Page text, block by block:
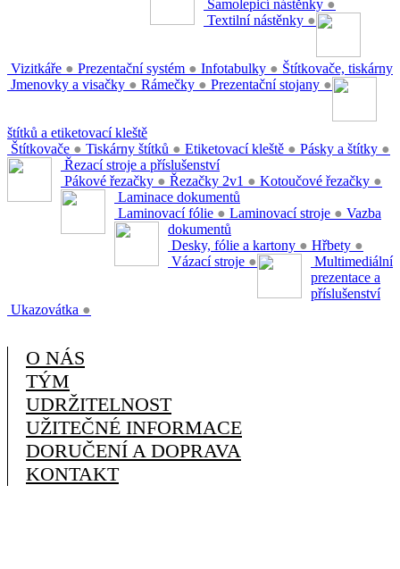
Samolepicí nástěnky ●
Textilní nástěnky ●
Vizitkáře ● Prezentační systém ● Infotabulky ●
Jmenovky a visačky ● Rámečky ● Prezentační stojany ●
Štítkovače, tiskárny
štítků a etiketovací kleště
Štítkovače ● Tiskárny štítků ● Etiketovací kleště ● Pásky a štítky ●
Řezací stroje a příslušenství
Pákové řezačky ● Řezačky 2v1 ● Kotoučové řezačky ●
Laminace dokumentů
Laminovací fólie ● Laminovací stroje ● Vazba
dokumentů
Desky, fólie a kartony ● Hřbety ●
Vázací stroje ●
Multimediální
prezentace a
příslušenství
Ukazovátka ●
O NÁS
TÝM
UDRŽITELNOST
UŽITEČNÉ INFORMACE
DORUČENÍ A DOPRAVA
KONTAKT